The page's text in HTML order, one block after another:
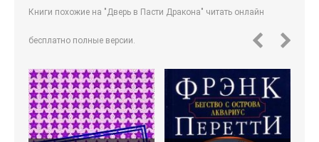
Книги похожие на "Дверь в Пасти Дракона" читать онлайн
бесплатно полные версии.